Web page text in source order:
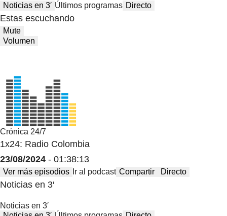
Noticias en 3′ Últimos programas Directo
Estas escuchando
Mute
Volumen
Crónica 24/7
1x24: Radio Colombia
23/08/2024 - 01:38:13
Ver más episodios Ir al podcast Compartir Directo
Noticias en 3′
Noticias en 3′